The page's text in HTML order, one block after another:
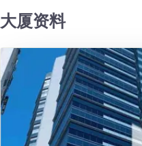
大厦资料